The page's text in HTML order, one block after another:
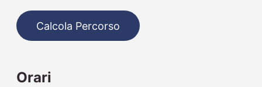
Calcola Percorso
Orari